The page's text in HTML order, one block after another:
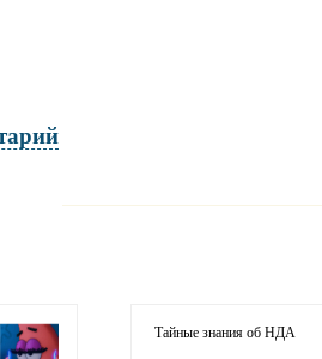
Тайные знания об НДА